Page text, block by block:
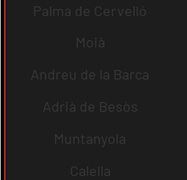
Palma de Cervelló
Moià
Andreu de la Barca
Adrià de Besòs
Muntanyola
Calella